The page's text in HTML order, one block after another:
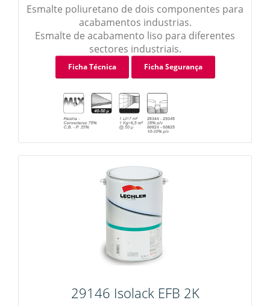
Esmalte poliuretano de dois componentes para
acabamentos industrias.
Esmalte de acabamento liso para diferentes
sectores industriais.
Ficha Técnica Ficha Segurança
29146 Isolack EFB 2K